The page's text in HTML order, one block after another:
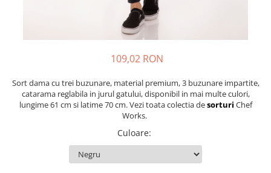
109,02 RON
Sort dama cu trei buzunare, material premium, 3 buzunare impartite,
catarama reglabila in jurul gatului, disponibil in mai multe culori,
lungime 61 cm si latime 70 cm. Vezi toata colectia desorturi Chef
Works.
Culoare: